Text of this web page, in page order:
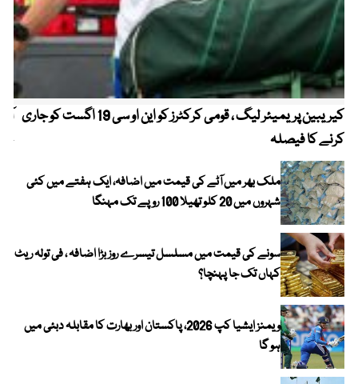
کیریبین پریمیئر لیگ ، قومی کرکٹرز کو این او سی 19 اگست کو جاری
کرنے کا فیصلہ
ملک بھر میں آٹے کی قیمت میں اضافہ، ایک ہفتے میں کئی
شہروں میں 20 کلو تھیلا 100 روپے تک مہنگا
سونے کی قیمت میں مسلسل تیسرے روز بڑا اضافہ ، فی تولہ ریٹ
کہاں تک جا پہنچا؟
ویمنز ایشیا کپ 2026، پاکستان اور بھارت کا مقابلہ دبئی میں
ہو گا